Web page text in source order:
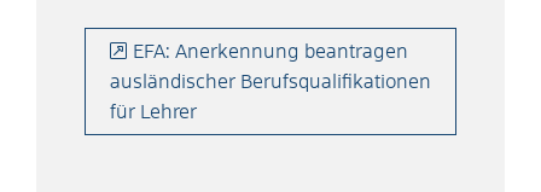
EFA: Anerkennung beantragen
ausländischer Berufsqualifikationen
für Lehrer